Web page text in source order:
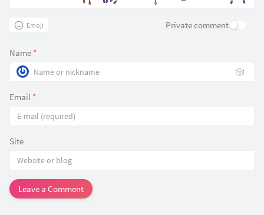
Emoji Private comment
Name *
🎲
Email *
Site
Leave a Comment